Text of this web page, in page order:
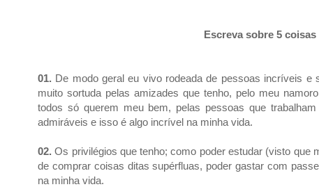
Escreva sobre 5
01. De modo geral eu vivo rodeada de pessoas incríveis
muito sortuda pelas amizades que tenho, pelo meu
todos só querem meu bem, pelas pessoas que
admiráveis e isso é algo incrível na minha vida.
02. Os privilégios que tenho; como poder estudar (visto que
de comprar coisas ditas supérfluas, poder gastar com
na minha vida.